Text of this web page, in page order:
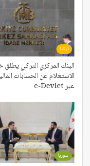
تركيا
البنك المركزي التركي
الاستعلام عن الحسابات
عبر e-Devlet
سوريا